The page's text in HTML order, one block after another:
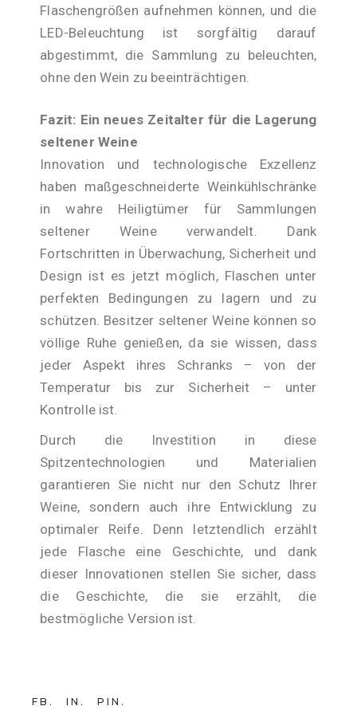
Flaschengrößen aufnehmen können, und die
LED-Beleuchtung ist sorgfältig darauf
abgestimmt, die Sammlung zu beleuchten,
ohne den Wein zu beeinträchtigen.
Fazit: Ein neues Zeitalter für die Lagerung
seltener Weine
Innovation und technologische Exzellenz
haben maßgeschneiderte Weinkühlschränke
in wahre Heiligtümer für Sammlungen
seltener Weine verwandelt. Dank
Fortschritten in Überwachung, Sicherheit und
Design ist es jetzt möglich, Flaschen unter
perfekten Bedingungen zu lagern und zu
schützen. Besitzer seltener Weine können so
völlige Ruhe genießen, da sie wissen, dass
jeder Aspekt ihres Schranks – von der
Temperatur bis zur Sicherheit – unter
Kontrolle ist.
Durch die Investition in diese
Spitzentechnologien und Materialien
garantieren Sie nicht nur den Schutz Ihrer
Weine, sondern auch ihre Entwicklung zu
optimaler Reife. Denn letztendlich erzählt
jede Flasche eine Geschichte, und dank
dieser Innovationen stellen Sie sicher, dass
die Geschichte, die sie erzählt, die
bestmögliche Version ist.
FB IN PIN